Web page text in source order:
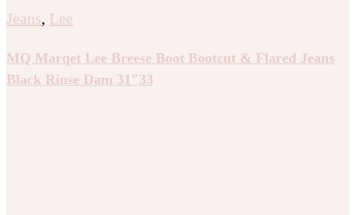
Jeans, Lee
MQ Marqet Lee Breese Boot Bootcut & Flared Jeans
Black Rinse Dam 31″33